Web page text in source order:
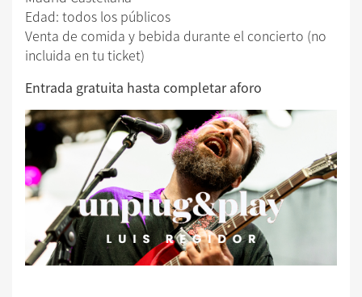
Edad: todos los públicos
Venta de comida y bebida durante el concierto (no
incluida en tu ticket)
Entrada gratuita hasta completar aforo